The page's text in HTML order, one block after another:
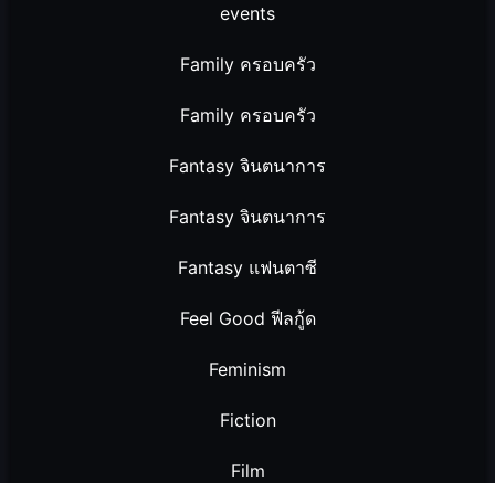
events
Family ครอบครัว
Family ครอบครัว
Fantasy จินตนาการ
Fantasy จินตนาการ
Fantasy แฟนตาซี
Feel Good ฟีลกู้ด
Feminism
Fiction
Film